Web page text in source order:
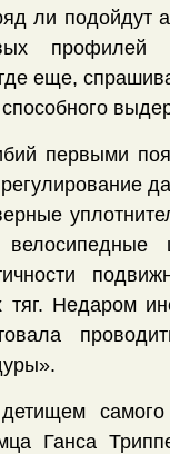
ли подойдут
еще,
способного
первыми
регулирование
Недаром
самого
Ганса